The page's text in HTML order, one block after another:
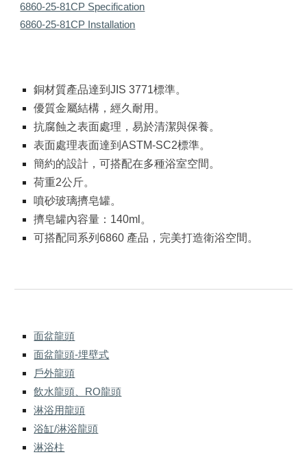
6860-25-81CP Specification
6860-25-81CP Installation
銅材質產品達到JIS 3771標準。
優質金屬結構，經久耐用。
抗腐蝕之表面處理，易於清潔與保養。
表面處理表面達到ASTM-SC2標準。
簡約的設計，可搭配在多種浴室空間。
荷重2公斤。
噴砂玻璃擠皂罐。
擠皂罐內容量：140ml。
可搭配同系列6860 產品，完美打造衛浴空間。
面盆龍頭
面盆龍頭-埋壁式
戶外龍頭
飲水龍頭、RO龍頭
淋浴用龍頭
浴缸/淋浴龍頭
淋浴柱